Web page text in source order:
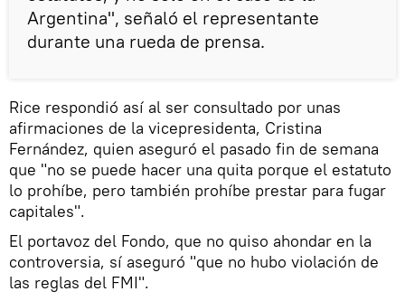
Argentina", señaló el representante
durante una rueda de prensa.
Rice respondió así al ser consultado por unas
afirmaciones de la vicepresidenta, Cristina
Fernández, quien aseguró el pasado fin de semana
que "no se puede hacer una quita porque el estatuto
lo prohíbe, pero también prohíbe prestar para fugar
capitales".
El portavoz del Fondo, que no quiso ahondar en la
controversia, sí aseguró "que no hubo violación de
las reglas del FMI".